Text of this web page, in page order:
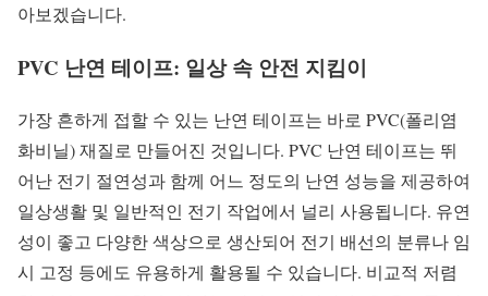
아보겠습니다.
PVC 난연 테이프: 일상 속 안전 지킴이
가장 흔하게 접할 수 있는 난연 테이프는 바로 PVC(폴리염
화비닐) 재질로 만들어진 것입니다. PVC 난연 테이프는 뛰
어난 전기 절연성과 함께 어느 정도의 난연 성능을 제공하여
일상생활 및 일반적인 전기 작업에서 널리 사용됩니다. 유연
성이 좋고 다양한 색상으로 생산되어 전기 배선의 분류나 임
시 고정 등에도 유용하게 활용될 수 있습니다. 비교적 저렴